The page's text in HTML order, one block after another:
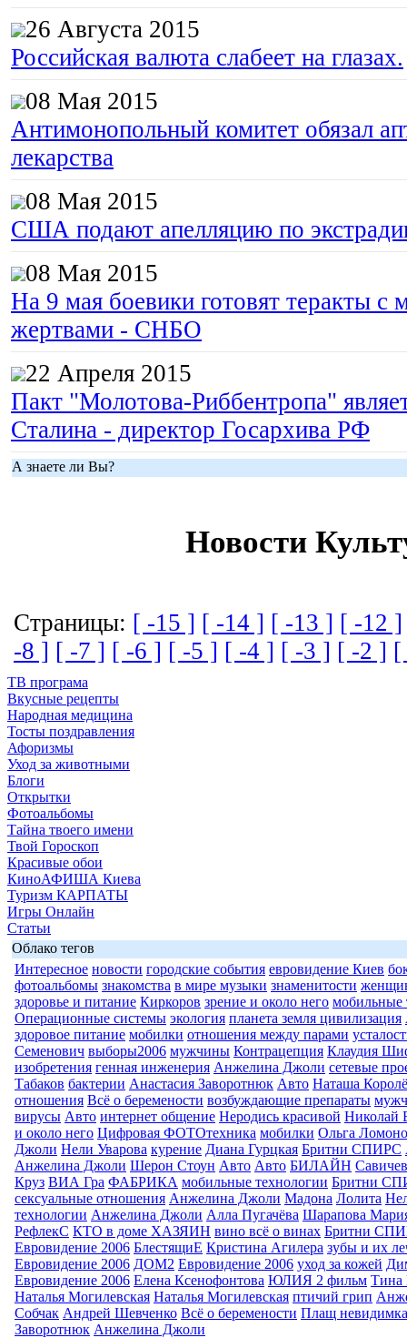
26 Августа 2015
Российская валюта слабеет на глазах.
08 Мая 2015
Антимонопольный комитет обязал
лекарства
08 Мая 2015
США подают апелляцию по
08 Мая 2015
На 9 мая боевики готовят теракты с
жертвами - СНБО
22 Апреля 2015
Пакт "Молотова-Риббентропа"
Сталина - директор Госархива РФ
А знаете ли Вы?
Новости
Страницы: [ -15 ] [ -14 ] [ -13 ] [ -12 ]
-8 ] [ -7 ] [ -6 ] [ -5 ] [ -4 ] [ -3 ] [ -2 ] [
ТВ програма
Вкусные рецепты
Народная медицина
Тосты поздравления
Афоризмы
Уход за животными
Блоги
Открытки
Фотоальбомы
Тайна твоего имени
Твой Гороскоп
Красивые обои
КиноАФИША Киева
Туризм КАРПАТЫ
Игры Онлайн
Статьи
Облако тегов
Интересное новости городские события евровидение Киев
фотоальбомы знакомства в мире музыки знаменитости
здоровье и питание Киркоров зрение и около него мобильные
Операционные системы экология планета земля цивилизация
здоровое питание мобилки отношения между парами
Семенович выборы2006 мужчины Контрацепция Клаудия
изобретения генная инженерия Анжелина Джоли сетевые
Табаков бактерии Анастасия Заворотнюк Авто Наташа
отношения Всё о беремености возбуждающие препараты
вирусы Авто интернет общение Неродись красивой Николай
и около него Цифровая ФОТОтехника мобилки Ольга
Джоли Нели Уварова курение Диана Гурцкая Бритни СПИРС
Анжелина Джоли Шерон Стоун Авто Авто БИЛАЙН
Круз ВИА Гра ФАБРИКА мобильные технологии Бритни
сексуальные отношения Анжелина Джоли Мадона Лолита
технологии Анжелина Джоли Алла Пугачёва Шарапова
РефлекС КТО в доме ХАЗЯИН вино всё о винах Бритни
Евровидение 2006 БлестящиЕ Кристина Агилера зубы и их
Евровидение 2006 ДОМ2 Евровидение 2006 уход за кожей
Евровидение 2006 Елена Ксенофонтова ЮЛИЯ 2 фильм Тина
Наталья Могилевская Наталья Могилевская птичий грип
Собчак Андрей Шевченко Всё о беремености Плащ невидимка
Заворотнюк Анжелина Джоли